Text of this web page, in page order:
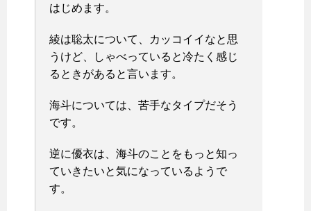
はじめます。
綾は聡太について、カッコイイなと思
うけど、しゃべっていると冷たく感じ
るときがあると言います。
海斗については、苦手なタイプだそう
です。
逆に優衣は、海斗のことをもっと知っ
ていきたいと気になっているようで
す。